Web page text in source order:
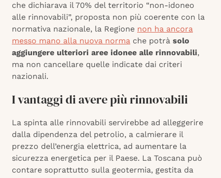
che dichiarava il 70% del territorio “non-idoneo
alle rinnovabili”, proposta non più coerente con la
normativa nazionale, la Regione non ha ancora
messo mano alla nuova norma che potrà solo
aggiungere ulteriori aree idonee alle rinnovabili,
ma non cancellare quelle indicate dai criteri
nazionali.
I vantaggi di avere più rinnovabili
La spinta alle rinnovabili servirebbe ad alleggerire
dalla dipendenza del petrolio, a calmierare il
prezzo dell’energia elettrica, ad aumentare la
sicurezza energetica per il Paese. La Toscana può
contare soprattutto sulla geotermia, gestita da